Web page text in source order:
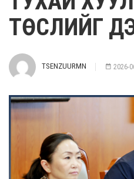
ТӨСЛИЙГ
TSENZUURMN 2026-